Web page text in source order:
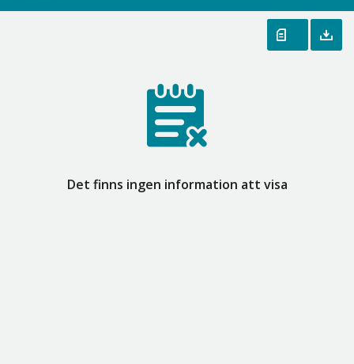
Det finns ingen information att visa